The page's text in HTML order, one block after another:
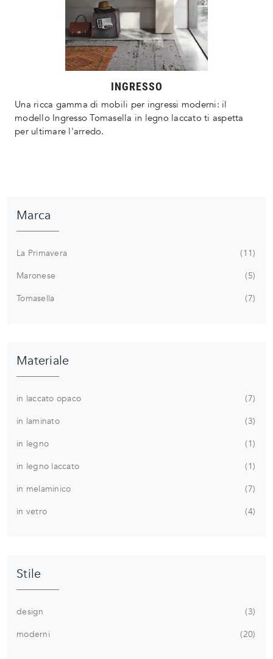
INGRESSO
Una ricca gamma di mobili per ingressi moderni: il
modello Ingresso Tomasella in legno laccato ti aspetta
per ultimare l'arredo.
Marca
La Primavera
11
Maronese
5
Tomasella
7
Materiale
in laccato opaco
7
in laminato
3
in legno
1
in legno laccato
1
in melaminico
7
in vetro
4
Stile
design
3
moderni
20